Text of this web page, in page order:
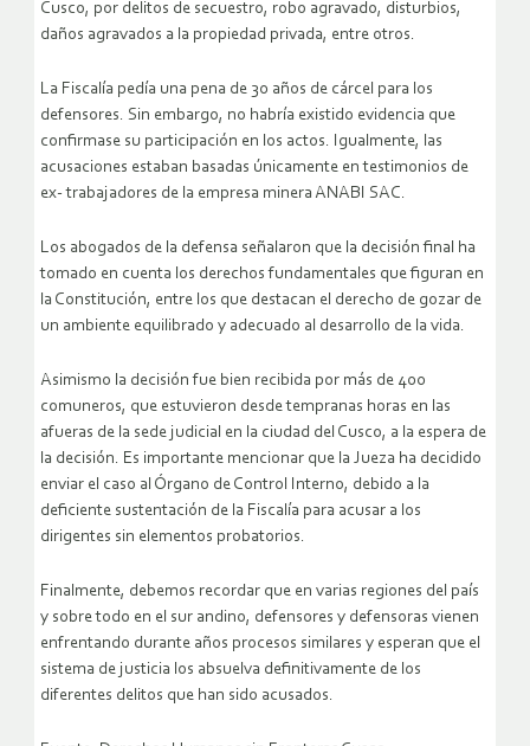
Cusco, por delitos de secuestro, robo agravado, disturbios,
daños agravados a la propiedad privada, entre otros.
La Fiscalía pedía una pena de 30 años de cárcel para los
defensores. Sin embargo, no habría existido evidencia que
confirmase su participación en los actos. Igualmente, las
acusaciones estaban basadas únicamente en testimonios de
ex- trabajadores de la empresa minera ANABI SAC.
Los abogados de la defensa señalaron que la decisión final ha
tomado en cuenta los derechos fundamentales que figuran en
la Constitución, entre los que destacan el derecho de gozar de
un ambiente equilibrado y adecuado al desarrollo de la vida.
Asimismo la decisión fue bien recibida por más de 400
comuneros, que estuvieron desde tempranas horas en las
afueras de la sede judicial en la ciudad del Cusco, a la espera de
la decisión. Es importante mencionar que la Jueza ha decidido
enviar el caso al Órgano de Control Interno, debido a la
deficiente sustentación de la Fiscalía para acusar a los
dirigentes sin elementos probatorios.
Finalmente, debemos recordar que en varias regiones del país
y sobre todo en el sur andino, defensores y defensoras vienen
enfrentando durante años procesos similares y esperan que el
sistema de justicia los absuelva definitivamente de los
diferentes delitos que han sido acusados.